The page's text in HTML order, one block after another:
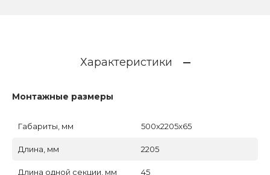
Характеристики
Монтажные размеры
Габариты, мм 500x2205x65
Длина, мм 2205
Длина одной секции, мм 45